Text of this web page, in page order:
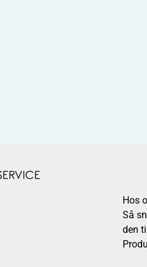
Hos
Så
den